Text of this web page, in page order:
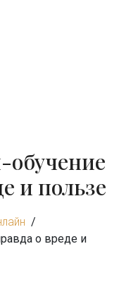
обучение
и пользе
о вреде и